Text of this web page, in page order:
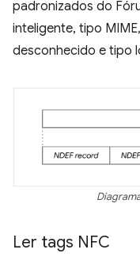
padronizados do
inteligente, tipo
desconhecido e tipo
Ler tags NFC